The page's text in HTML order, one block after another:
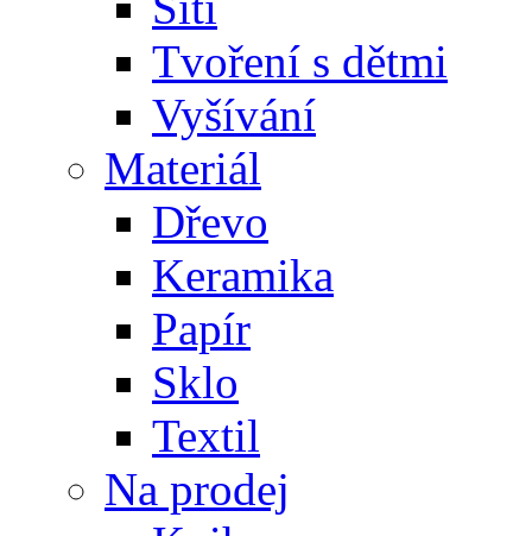
Tvoření s dětmi
Vyšívání
Materiál
Dřevo
Keramika
Papír
Sklo
Textil
Na prodej